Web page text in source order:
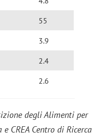
55
3.9
2.4
2.6
degli Alimenti per
CREA Centro di Ricerca